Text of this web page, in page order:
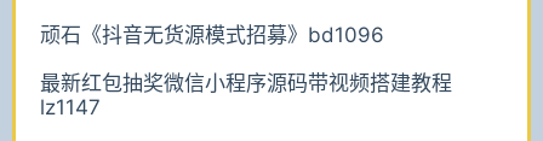
顽石《抖音无货源模式招募》bd1096
最新红包抽奖微信小程序源码带视频搭建教程
lz1147